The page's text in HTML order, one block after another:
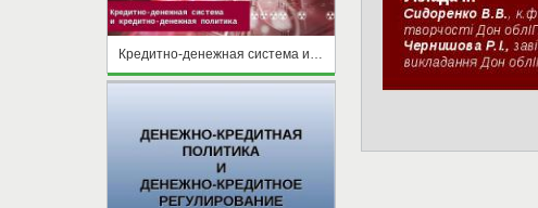
Кредитно-денежная система и кредитно-денежная политика